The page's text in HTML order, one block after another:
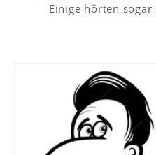
Einige hörten